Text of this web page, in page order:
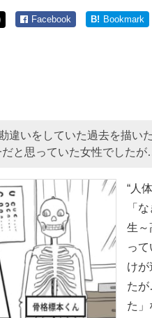
Facebook B! Bookmark
違いをしていた過去を描
と思っていた女性でしたが
“人
「
生～
っ
けが
た
た」